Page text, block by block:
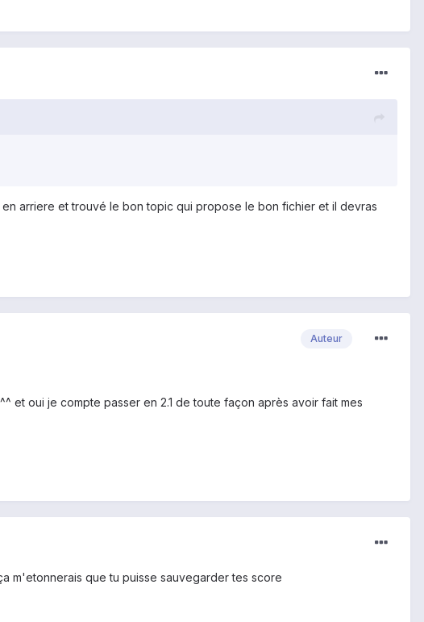
arriere et trouvé le bon topic qui propose le bon fichier et il devras
Auteur
et oui je compte passer en 2.1 de toute façon après avoir fait mes
m'etonnerais que tu puisse sauvegarder tes score